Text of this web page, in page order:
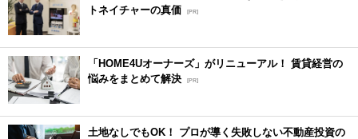
トネイチャーの真価 [PR]
「HOME4Uオーナーズ」がリニューアル！ 賃貸経営の
悩みをまとめて解決 [PR]
土地なしでもOK！ プロが導く失敗しない不動産投資の